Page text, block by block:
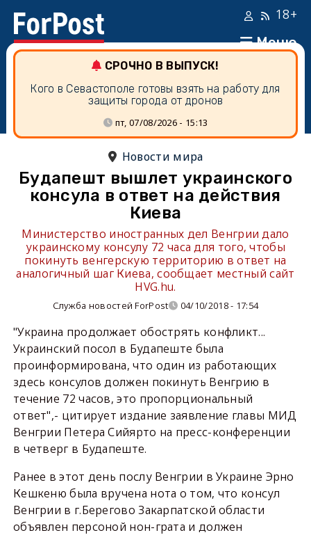
Меню
18+
СРОЧНО В ВЫПУСК!
Кого в Севастополе готовы взять на работу для
защиты города от дронов
пт, 07/08/2026 - 15:13
Новости мира
Будапешт вышлет украинского
консула в ответ на действия
Киева
Министерство иностранных дел Венгрии дало
украинскому консулу 72 часа для того, чтобы
покинуть венгерскую территорию в ответ на
аналогичный шаг Киева, сообщает местный сайт
HVG.hu.
Служба новостей ForPost 04/10/2018 - 17:54
"Украина продолжает обострять конфликт...
Украинский посол в Будапеште была
проинформирована, что один из работающих
здесь консулов должен покинуть Венгрию в
течение 72 часов, это пропорциональный
ответ",- цитирует издание заявление главы МИД
Венгрии Петера Сийярто на пресс-конференции
в четверг в Будапеште.
Ранее в этот день послу Венгрии в Украине Эрно
Кешкеню была вручена нота о том, что консул
Венгрии в г.Берегово Закарпатской области
объявлен персоной нон-грата и должен